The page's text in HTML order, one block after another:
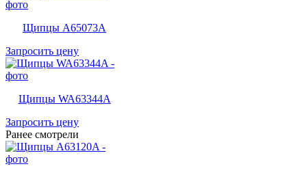
Щипцы A65073A
Запросить цену
Щипцы WA63344A
Запросить цену
Ранее смотрели